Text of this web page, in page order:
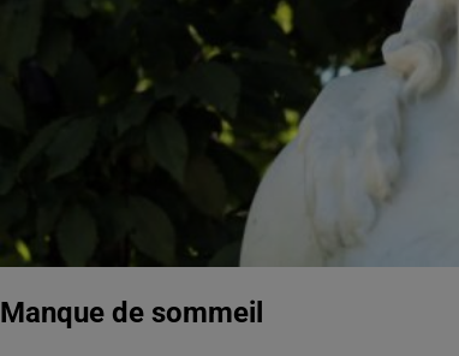
Manque de sommeil